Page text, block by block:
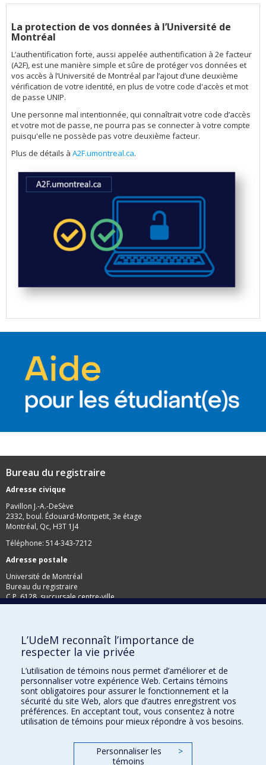
La protection de vos données à l’Université de
Montréal
L’authentification forte, aussi appelée authentification à 2e facteur
(A2F), est une manière simple et sûre de protéger vos données et
vos accès à l’Université de Montréal par l’ajout d’une deuxième
vérification de votre identité, en plus de votre code d'accès et mot
de passe UNIP.
Une personne mal intentionnée, qui connaîtrait votre code d’accès
et votre mot de passe, ne pourra pas se connecter à votre compte
puisqu'elle ne possède pas votre deuxième facteur.
Plus de détails à A2F.umontreal.ca.
Bureau du registraire
Adresse civique
Pavillon J.-A.-DeSève
2332, boul. Édouard-Montpetit, 3e étage
Montréal, Qc, H3T 1J4
Téléphone: 514-343-7212
Adresse postale
Université de Montréal
Bureau du registraire
C.P. 6128, succursale centre-ville
Montréal, Qc, H3C 3J7
L’UdeM reconnaît l’importance de
respecter la vie privée
L’utilisation de témoins nous permet d’améliorer et de
personnaliser votre expérience Web. Certains témoins
sont obligatoires pour assurer le fonctionnement et la
sécurité du site Web, alors que d’autres enregistrent vos
préférences. En acceptant tout, vous consentez à notre
utilisation de témoins pour mieux répondre à vos besoins.
Personnaliser les
témoins
>